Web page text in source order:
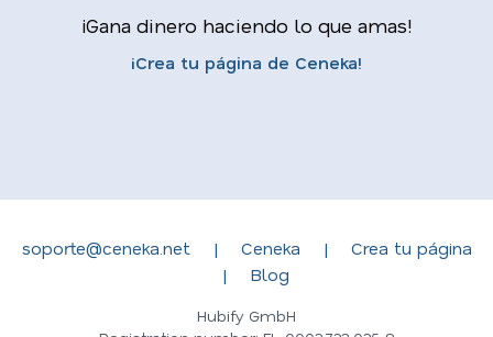
¡Gana dinero haciendo lo que amas!
¡Crea tu página de Ceneka!
soporte@ceneka.net | Ceneka |
Crea tu página
|
Blog
Hubify GmbH